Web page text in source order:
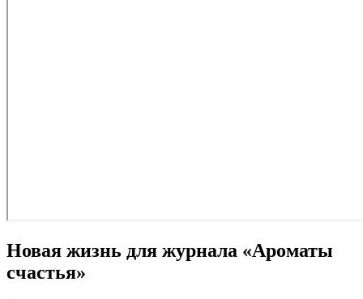
Новая жизнь для журнала «Ароматы
счастья»